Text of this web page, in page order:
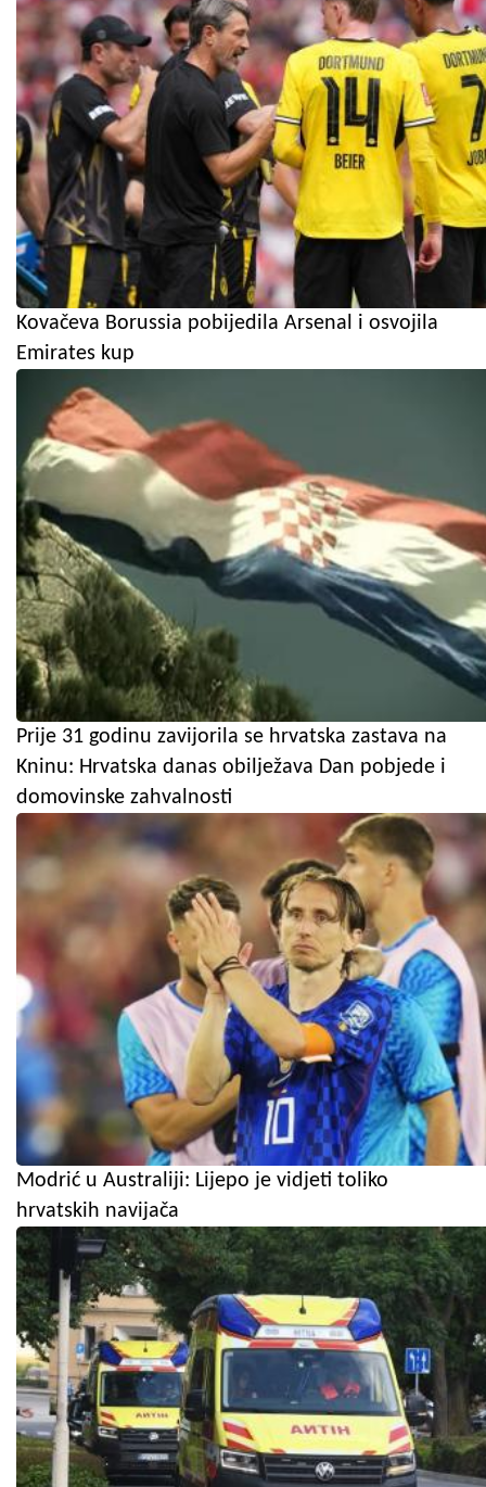
Kovačeva Borussia pobijedila Arsenal i osvojila
Emirates kup
Prije 31 godinu zavijorila se hrvatska zastava na
Kninu: Hrvatska danas obilježava Dan pobjede i
domovinske zahvalnosti
Modrić u Australiji: Lijepo je vidjeti toliko
hrvatskih navijača